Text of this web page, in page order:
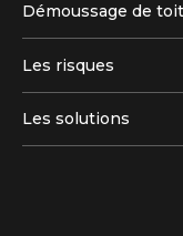
Démoussage de
Les risques
Les solutions